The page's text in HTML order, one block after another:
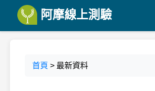
阿摩線上測驗
首頁 > 最新資料